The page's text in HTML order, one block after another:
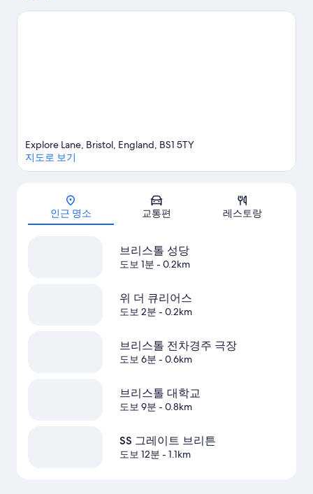
고서는 여기서 나이트라이프를 경험했다고 할 수 없죠.
지도
Explore Lane, Bristol, England, BS1 5TY
지도로 보기
인근 명소 교통편 레스토랑
브리스톨 성당
도보 1분 - 0.2km
위 더 큐리어스
도보 2분 - 0.2km
브리스톨 전차경주 극장
도보 6분 - 0.6km
브리스톨 대학교
도보 9분 - 0.8km
SS 그레이트 브리튼
도보 12분 - 1.1km